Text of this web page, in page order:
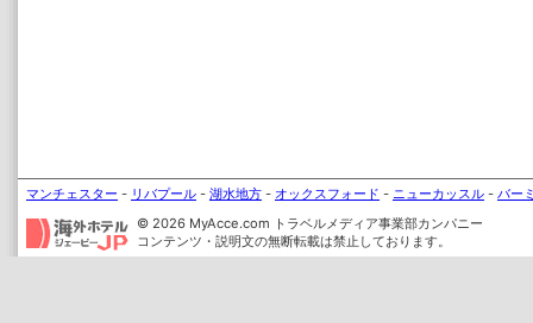
マンチェスター - リバプール - 湖水地方 - オックスフォード - ニューカッスル - バー
© 2026 MyAcce.com トラベルメディア事業部カンパニー
コンテンツ・説明文の無断転載は禁止しております。